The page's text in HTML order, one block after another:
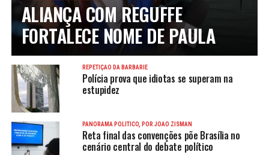
ALIANÇA COM REGUFFE
FORTALECE NOME DE PAULA
REPETIÇÃO DA BARBÁRIE
Polícia prova que idiotas se superam na
estupidez
PANORAMA POLÍTICO, POR JOÃO ZISMAN
Reta final das convenções põe Brasília no
cenário central do debate político